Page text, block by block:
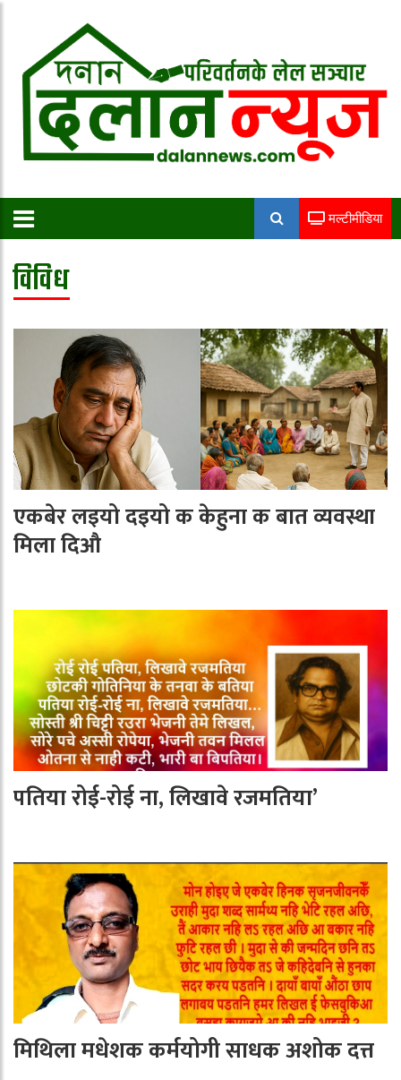
मल्टीमीडिया
विविध
एकबेर लइयो दइयो क केहुना क बात व्यवस्था
मिला दिऔ
पतिया रोई-रोई ना, लिखावे रजमतिया’
मिथिला मधेशक कर्मयोगी साधक अशोक दत्त